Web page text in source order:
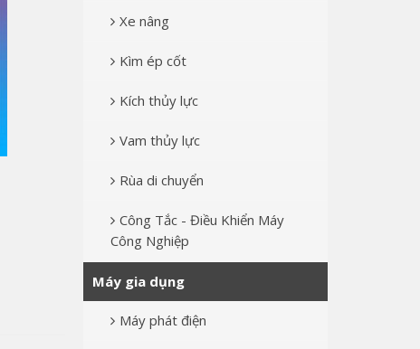
Xe nâng
Kìm ép cốt
Kích thủy lực
Vam thủy lực
Rùa di chuyển
Công Tắc - Điều Khiển Máy
Công Nghiệp
Máy gia dụng
Máy phát điện